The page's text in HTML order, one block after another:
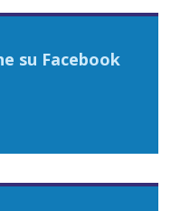
su Facebook